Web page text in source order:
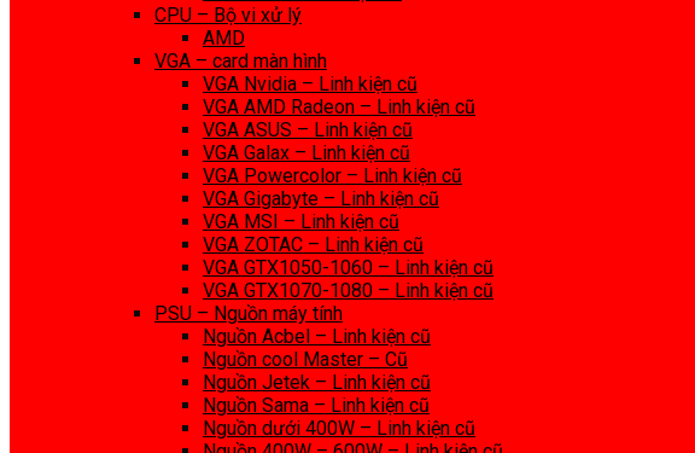
CPU – Bộ vi xử lý
AMD
VGA – card màn hình
VGA Nvidia – Linh kiện cũ
VGA AMD Radeon – Linh kiện cũ
VGA ASUS – Linh kiện cũ
VGA Galax – Linh kiện cũ
VGA Powercolor – Linh kiện cũ
VGA Gigabyte – Linh kiện cũ
VGA MSI – Linh kiện cũ
VGA ZOTAC – Linh kiện cũ
VGA GTX1050-1060 – Linh kiện cũ
VGA GTX1070-1080 – Linh kiện cũ
PSU – Nguồn máy tính
Nguồn Acbel – Linh kiện cũ
Nguồn cool Master – Cũ
Nguồn Jetek – Linh kiện cũ
Nguồn Sama – Linh kiện cũ
Nguồn dưới 400W – Linh kiện cũ